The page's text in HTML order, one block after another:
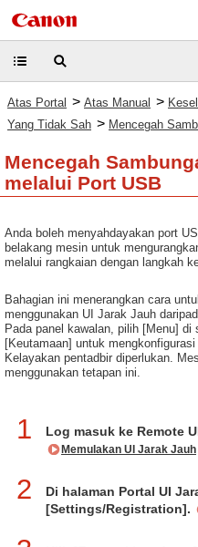
Atas Portal > Atas Manual >
Yang Tidak Sah > Mencegah
Mencegah
melalui Port USB
Anda boleh menyahdayakan port
belakang mesin untuk
melalui rangkaian dengan langkah
Bahagian ini menerangkan cara
menggunakan UI Jarak Jauh
Pada panel kawalan, pilih [Menu]
[Keutamaan] untuk
Kelayakan pentadbir diperlukan.
menggunakan tetapan ini.
1 Log masuk ke Remote
Memulakan UI Jarak Jauh
2
Di halaman Portal UI
[Settings/Registration].